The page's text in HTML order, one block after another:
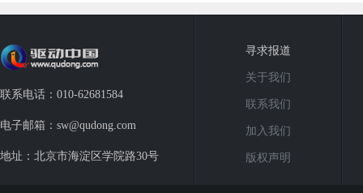
联系电话：010-62681584
电子邮箱：sw@qudong.com
地址：北京市海淀区学院路30号
寻求报道
关于我们
联系我们
加入我们
版权声明